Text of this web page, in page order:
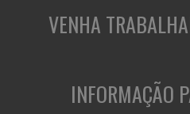
VENHA
INFORMAÇÃO